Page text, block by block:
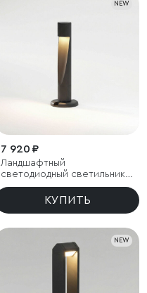
NEW
7 920 ₽
Ландшафтный
светодиодный светильник
Recess 3000K черный IP65
КУПИТЬ
NEW